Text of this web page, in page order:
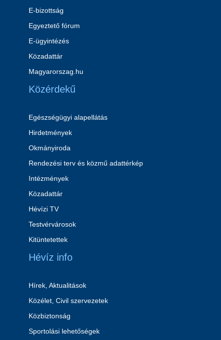
E-bizottság
Egyeztető fórum
E-ügyintézés
Közadattár
Magyarorszag.hu
Közérdekű
Egészségügyi alapellátás
Hirdetmények
Okmányiroda
Rendezési terv és közmű adattérkép
Intézmények
Közadattár
Hévízi TV
Testvérvárosok
Kitüntetettek
Hévíz info
Hírek, Aktualitások
Közélet, Civil szervezetek
Közbiztonság
Sportolási lehetőségek